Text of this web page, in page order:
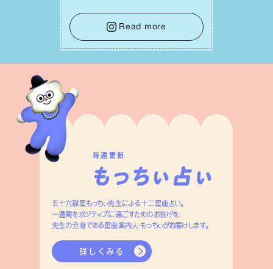
⾔葉に流されないよう、⼼にしっかりブ
レーキをかけること。この意識の切り替
えが、あなたに確かな安⼼感をもたらす
はずです。
Read more
毎週更新
五十六謀星もっちぃ先生による十二星座占い。
一週間をポジティブに過ごすためのお告げを、
先生の分身である星座案内人・もっちぃがお届けします。
詳しくみる